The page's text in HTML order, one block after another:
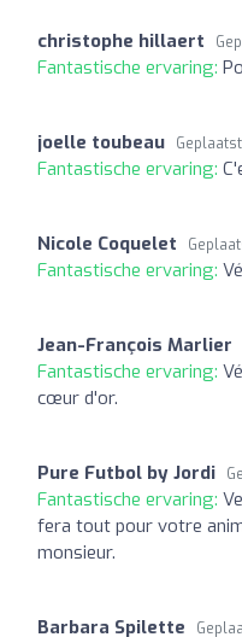
christophe hillaert
Fantastische ervaring:
joelle toubeau
Fantastische ervaring:
Nicole Coquelet
Fantastische ervaring:
Jean-François Marlier
Fantastische ervaring:
cœur d'or.
Pure Futbol by Jordi
Fantastische ervaring:
fera tout pour votre
monsieur.
Barbara Spilette